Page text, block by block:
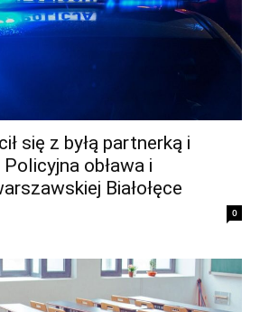
się z byłą partnerką i
obława i
Białołęce
0